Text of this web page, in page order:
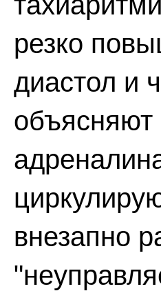
резко
диастол и
объясняют
внезапно